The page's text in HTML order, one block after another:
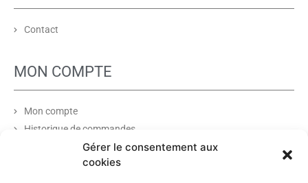
Gérer le consentement aux
cookies
Contact
MON COMPTE
Mon compte
Historique de commandes
Liste de souhaits